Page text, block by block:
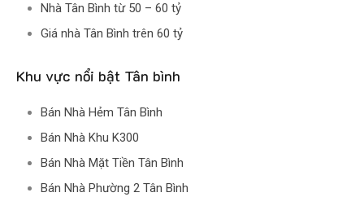
Nhà Tân Bình từ 50 – 60 tỷ
Giá nhà Tân Bình trên 60 tỷ
Khu vực nổi bật Tân bình
Bán Nhà Hẻm Tân Bình
Bán Nhà Khu K300
Bán Nhà Mặt Tiền Tân Bình
Bán Nhà Phường 2 Tân Bình